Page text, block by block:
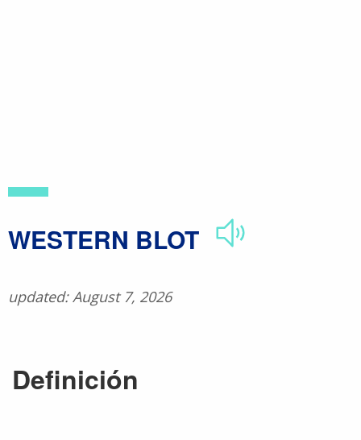
​WESTERN BLOT
updated: August 7, 2026
Definición